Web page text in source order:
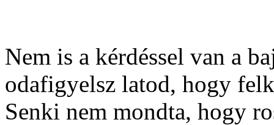
Nem is a kérdéssel van a
odafigyelsz latod, hogy
Senki nem mondta, hogy